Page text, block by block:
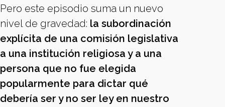
Pero este episodio suma un nuevo
nivel de gravedad: la subordinación
explícita de una comisión legislativa
a una institución religiosa y a una
persona que no fue elegida
popularmente para dictar qué
debería ser y no ser ley en nuestro